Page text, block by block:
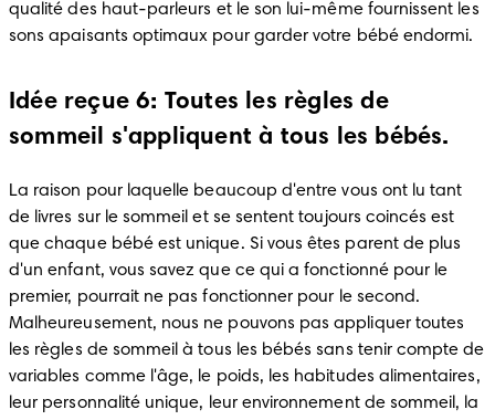
qualité des haut-parleurs et le son lui-même fournissent les
sons apaisants optimaux pour garder votre bébé endormi.
Idée reçue 6: Toutes les règles de
sommeil s'appliquent à tous les bébés.
La raison pour laquelle beaucoup d'entre vous ont lu tant
de livres sur le sommeil et se sentent toujours coincés est
que chaque bébé est unique. Si vous êtes parent de plus
d'un enfant, vous savez que ce qui a fonctionné pour le
premier, pourrait ne pas fonctionner pour le second.
Malheureusement, nous ne pouvons pas appliquer toutes
les règles de sommeil à tous les bébés sans tenir compte de
variables comme l'âge, le poids, les habitudes alimentaires,